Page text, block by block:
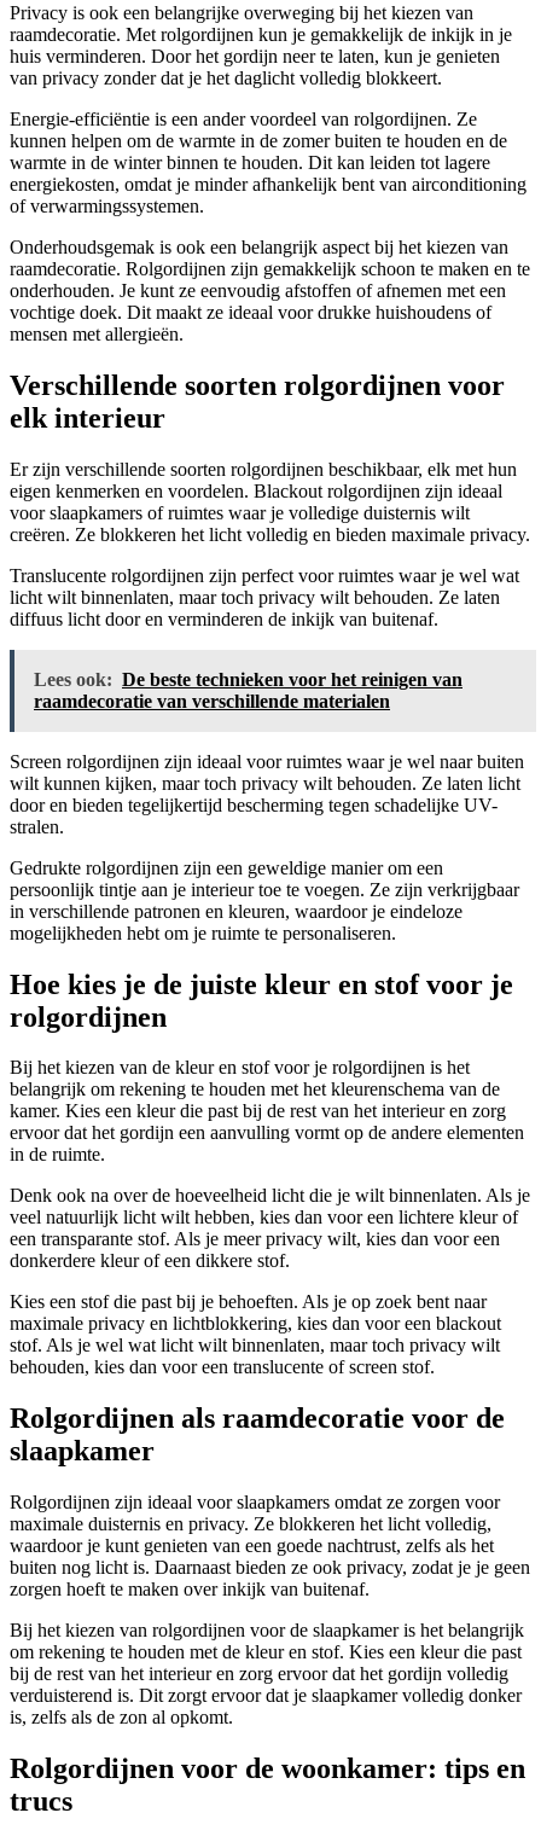
Privacy is ook een belangrijke overweging bij het kiezen van
raamdecoratie. Met rolgordijnen kun je gemakkelijk de inkijk in je
huis verminderen. Door het gordijn neer te laten, kun je genieten
van privacy zonder dat je het daglicht volledig blokkeert.
Energie-efficiëntie is een ander voordeel van rolgordijnen. Ze
kunnen helpen om de warmte in de zomer buiten te houden en de
warmte in de winter binnen te houden. Dit kan leiden tot lagere
energiekosten, omdat je minder afhankelijk bent van airconditioning
of verwarmingssystemen.
Onderhoudsgemak is ook een belangrijk aspect bij het kiezen van
raamdecoratie. Rolgordijnen zijn gemakkelijk schoon te maken en te
onderhouden. Je kunt ze eenvoudig afstoffen of afnemen met een
vochtige doek. Dit maakt ze ideaal voor drukke huishoudens of
mensen met allergieën.
Verschillende soorten rolgordijnen voor
elk interieur
Er zijn verschillende soorten rolgordijnen beschikbaar, elk met hun
eigen kenmerken en voordelen. Blackout rolgordijnen zijn ideaal
voor slaapkamers of ruimtes waar je volledige duisternis wilt
creëren. Ze blokkeren het licht volledig en bieden maximale privacy.
Translucente rolgordijnen zijn perfect voor ruimtes waar je wel wat
licht wilt binnenlaten, maar toch privacy wilt behouden. Ze laten
diffuus licht door en verminderen de inkijk van buitenaf.
Lees ook: De beste technieken voor het reinigen van
raamdecoratie van verschillende materialen
Screen rolgordijnen zijn ideaal voor ruimtes waar je wel naar buiten
wilt kunnen kijken, maar toch privacy wilt behouden. Ze laten licht
door en bieden tegelijkertijd bescherming tegen schadelijke UV-
stralen.
Gedrukte rolgordijnen zijn een geweldige manier om een
persoonlijk tintje aan je interieur toe te voegen. Ze zijn verkrijgbaar
in verschillende patronen en kleuren, waardoor je eindeloze
mogelijkheden hebt om je ruimte te personaliseren.
Hoe kies je de juiste kleur en stof voor je
rolgordijnen
Bij het kiezen van de kleur en stof voor je rolgordijnen is het
belangrijk om rekening te houden met het kleurenschema van de
kamer. Kies een kleur die past bij de rest van het interieur en zorg
ervoor dat het gordijn een aanvulling vormt op de andere elementen
in de ruimte.
Denk ook na over de hoeveelheid licht die je wilt binnenlaten. Als je
veel natuurlijk licht wilt hebben, kies dan voor een lichtere kleur of
een transparante stof. Als je meer privacy wilt, kies dan voor een
donkerdere kleur of een dikkere stof.
Kies een stof die past bij je behoeften. Als je op zoek bent naar
maximale privacy en lichtblokkering, kies dan voor een blackout
stof. Als je wel wat licht wilt binnenlaten, maar toch privacy wilt
behouden, kies dan voor een translucente of screen stof.
Rolgordijnen als raamdecoratie voor de
slaapkamer
Rolgordijnen zijn ideaal voor slaapkamers omdat ze zorgen voor
maximale duisternis en privacy. Ze blokkeren het licht volledig,
waardoor je kunt genieten van een goede nachtrust, zelfs als het
buiten nog licht is. Daarnaast bieden ze ook privacy, zodat je je geen
zorgen hoeft te maken over inkijk van buitenaf.
Bij het kiezen van rolgordijnen voor de slaapkamer is het belangrijk
om rekening te houden met de kleur en stof. Kies een kleur die past
bij de rest van het interieur en zorg ervoor dat het gordijn volledig
verduisterend is. Dit zorgt ervoor dat je slaapkamer volledig donker
is, zelfs als de zon al opkomt.
Rolgordijnen voor de woonkamer: tips en
trucs